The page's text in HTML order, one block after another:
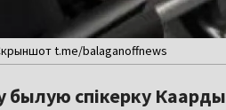
t.me/balaganoffnews
былую спікерку